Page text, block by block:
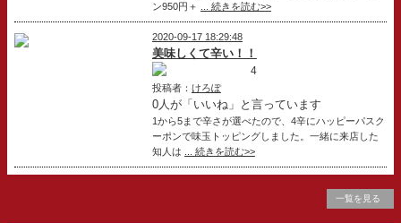
ン950円＋
... 続きを読む>>
2020-09-17 18:29:48
美味しくて辛い！！
4
投稿者： けろぽ
0人が「いいね」と言っています
1から5まで辛さが選べたので、4辛にハッピーパスク
ーポンで味玉トッピングしました。一緒に来店した
知人は
... 続きを読む>>
一覧を見る